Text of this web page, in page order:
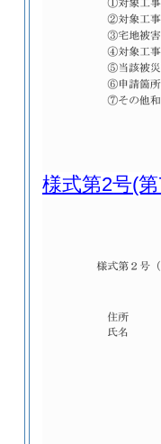
様式第2号(